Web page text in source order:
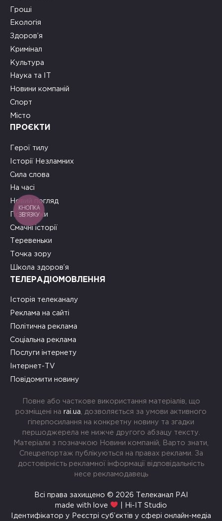
Гроші
Екологія
Здоров’я
Кримінал
Культура
Наука та ІТ
Новини компаній
Спорт
Місто
ПРОЄКТИ
Герої тилу
Історії Незламних
Сила слова
На часі
Новий погляд
Подружки
Смачні історії
Теревеньки
Точка зору
Школа здоров’я
ТЕЛЕРАДІОМОВЛЕННЯ
Історія телеканалу
Реклама на сайті
Політична реклама
Соціальна реклама
Послуги інтернету
Інтернет-TV
Повідомити новину
Повне або часткове використання матеріалів, що
розміщені на rai.ua , дозволяється за умови активного
гіперпосилання на конкретну новину та згадки
першоджерела не нижче другого абзацу тексту.
Матеріали з позначкою Новини компаній, Варто знати,
Спецрепортаж публікуються на правах реклами. За
достовірність рекламної інформації відповідальність
несе рекламодавець
Всі права захищено © 2026 Телеканал РАІ
made with love
| Hi-IT Studio
Ідентифікатор у Реєстрі суб’єктів у сфері онлайн-медіа
КНОПКА
ЗВ'ЯЗКУ